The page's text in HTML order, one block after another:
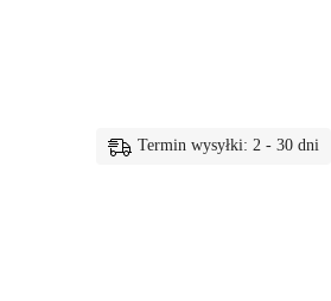
Termin wysyłki: 2 - 30 dni